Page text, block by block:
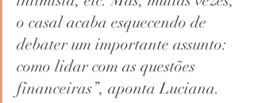
o casal acaba esquecendo de
debater um importante assunto:
como lidar com as questões
financeiras”, aponta Luciana.